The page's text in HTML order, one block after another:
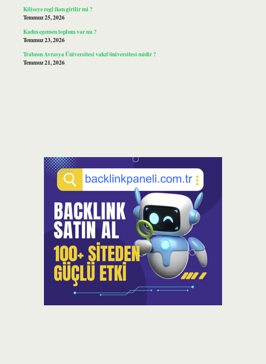
Kiliseye regl iken girilir mi ?
Temmuz 25, 2026
Kadın egemen toplum var mı ?
Temmuz 23, 2026
Trabzon Avrasya Üniversitesi vakıf üniversitesi midir ?
Temmuz 21, 2026